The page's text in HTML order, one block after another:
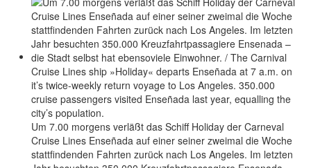
Um 7.00 morgens verläßt das Schiff Holiday der Carneval
Cruise Lines Enseñada auf einer seiner zweimal die Woche
stattfindenden Fahrten zurück nach Los Angeles. Im letzten